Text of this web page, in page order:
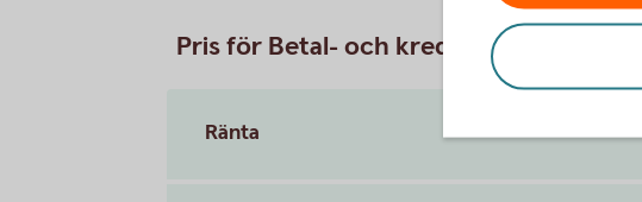
Pris för Betal- och kreditkort Mastercard
Ränta